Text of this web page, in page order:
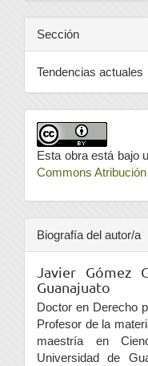
Sección
Tendencias actuales
Esta obra está bajo
Commons
Biografía del autor/a
Javier Gómez
Guanajuato
Doctor en Derecho
Profesor de la
maestría en
Universidad de